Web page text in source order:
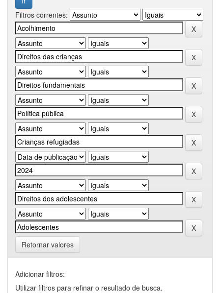
Filtros correntes:
Retornar valores
Adicionar filtros:
Utilizar filtros para refinar o resultado de busca.